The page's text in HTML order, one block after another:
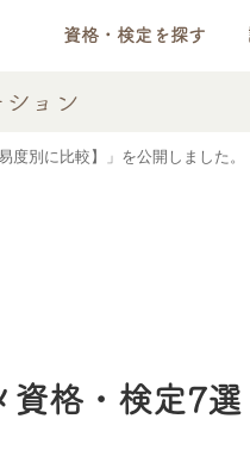
資格・検定を探す
ョン
別に比較】」を公開しました。
格・検定7